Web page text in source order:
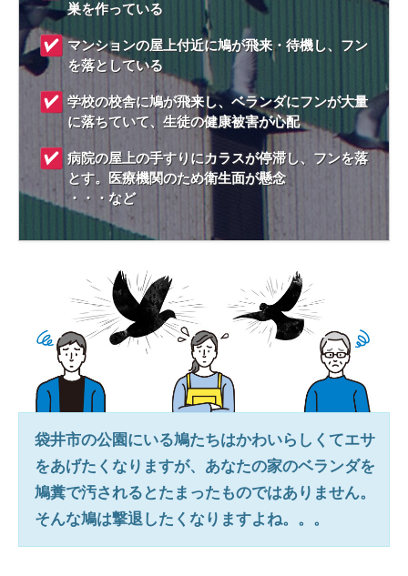
巣を作っている
マンションの屋上付近に鳩が飛来・待機し、フン
を落としている
学校の校舎に鳩が飛来し、ベランダにフンが大量
に落ちていて、生徒の健康被害が心配
病院の屋上の手すりにカラスが停滞し、フンを落
とす。医療機関のため衛生面が懸念
・・・など
袋井市の公園にいる鳩たちはかわいらしくてエサ
をあげたくなりますが、あなたの家のベランダを
鳩糞で汚されるとたまったものではありません。
そんな鳩は撃退したくなりますよね。。。